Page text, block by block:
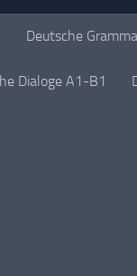
Deutsche
Dialoge A1-B1